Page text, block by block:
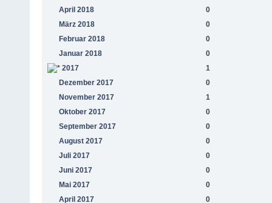
April 2018
0
März 2018
0
Februar 2018
0
Januar 2018
0
2017
1
Dezember 2017
0
November 2017
1
Oktober 2017
0
September 2017
0
August 2017
0
Juli 2017
0
Juni 2017
0
Mai 2017
0
April 2017
0